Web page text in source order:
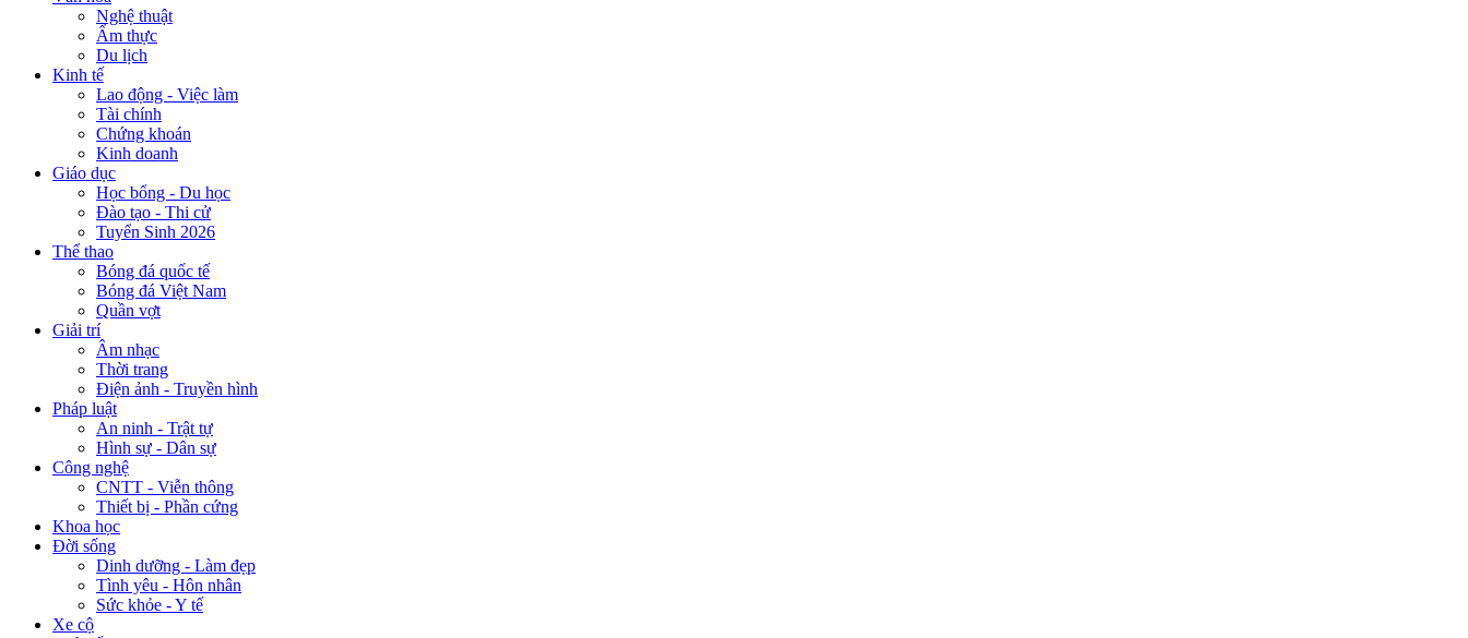
Nghệ thuật
Ẩm thực
Du lịch
Kinh tế
Lao động - Việc làm
Tài chính
Chứng khoán
Kinh doanh
Giáo dục
Học bổng - Du học
Đào tạo - Thi cử
Tuyển Sinh 2026
Thể thao
Bóng đá quốc tế
Bóng đá Việt Nam
Quần vợt
Giải trí
Âm nhạc
Thời trang
Điện ảnh - Truyền hình
Pháp luật
An ninh - Trật tự
Hình sự - Dân sự
Công nghệ
CNTT - Viễn thông
Thiết bị - Phần cứng
Khoa học
Đời sống
Dinh dưỡng - Làm đẹp
Tình yêu - Hôn nhân
Sức khỏe - Y tế
Xe cộ